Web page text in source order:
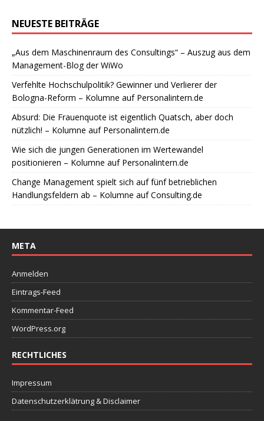
NEUESTE BEITRÄGE
„Aus dem Maschinenraum des Consultings“ – Auszug aus dem
Management-Blog der WiWo
Verfehlte Hochschulpolitik? Gewinner und Verlierer der
Bologna-Reform – Kolumne auf Personalintern.de
Absurd: Die Frauenquote ist eigentlich Quatsch, aber doch
nützlich! – Kolumne auf Personalintern.de
Wie sich die jungen Generationen im Wertewandel
positionieren – Kolumne auf Personalintern.de
Change Management spielt sich auf fünf betrieblichen
Handlungsfeldern ab – Kolumne auf Consulting.de
META
Anmelden
Eintrags-Feed
Kommentar-Feed
WordPress.org
RECHTLICHES
Impressum
Datenschutzerklätrung & Disclaimer